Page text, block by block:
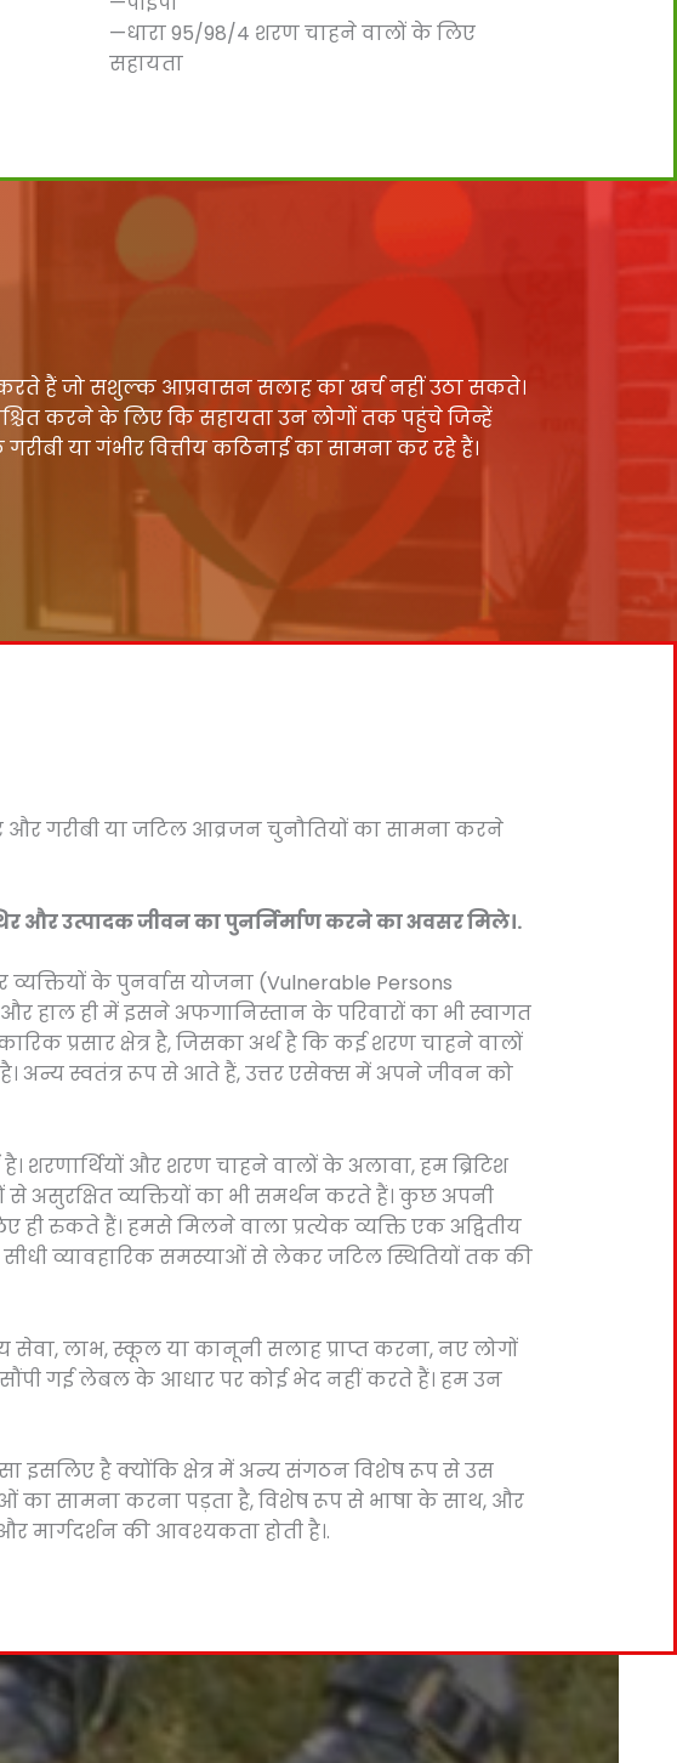
—धारा 95/98/4 शरण चाहने वालों के लिए
सहायता
हैं जो सशुल्क आप्रवासन सलाह का खर्च नहीं उठा सकते।
करने के लिए कि सहायता उन लोगों तक पहुंचे जिन्हें
या गंभीर वित्तीय कठिनाई का सामना कर रहे हैं।
और गरीबी या जटिल आव्रजन चुनौतियों का सामना करने
और उत्पादक जीवन का पुनर्निर्माण करने का अवसर मिले।.
के पुनर्वास योजना (Vulnerable Persons
हाल ही में इसने अफगानिस्तान के परिवारों का भी स्वागत
प्रसार क्षेत्र है, जिसका अर्थ है कि कई शरण चाहने वालों
अन्य स्वतंत्र रूप से आते हैं, उत्तर एसेक्स में अपने जीवन को
और शरण चाहने वालों के अलावा, हम ब्रिटिश
से असुरक्षित व्यक्तियों का भी समर्थन करते हैं। कुछ अपनी
रुकते हैं। हमसे मिलने वाला प्रत्येक व्यक्ति एक अद्वितीय
सीधी व्यावहारिक समस्याओं से लेकर जटिल स्थितियों तक की
सेवा, लाभ, स्कूल या कानूनी सलाह प्राप्त करना, नए लोगों
सौंपी गई लेबल के आधार पर कोई भेद नहीं करते हैं। हम उन
इसलिए है क्योंकि क्षेत्र में अन्य संगठन विशेष रूप से उस
का सामना करना पड़ता है, विशेष रूप से भाषा के साथ, और
की आवश्यकता होती है।.